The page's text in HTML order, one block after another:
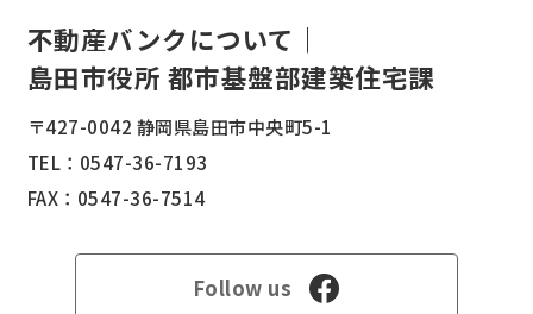
不動産バンクについて｜
島田市役所 都市基盤部建築住宅課
〒427-0042 静岡県島田市中央町5-1
TEL： 0547-36-7193
FAX：0547-36-7514
Follow us